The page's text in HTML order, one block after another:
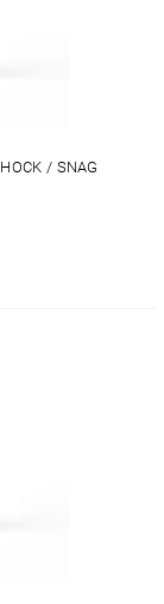
/ SNAG